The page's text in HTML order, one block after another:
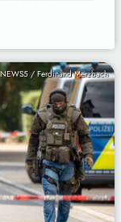
NEWS5 / Ferdinand Merzbach